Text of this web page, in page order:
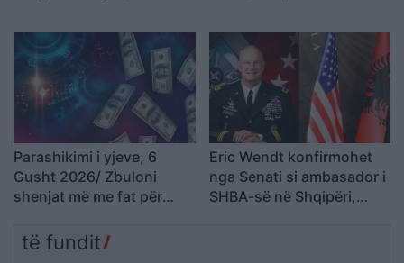
madhe të lejeve të
qëndrimit e kanë…
Parashikimi i yjeve, 6
Gusht 2026/ Zbuloni
shenjat më me fat për
Eric Wendt konfirmohet
nga Senati si ambasador i
SHBA-së në Shqipëri,
të fundit